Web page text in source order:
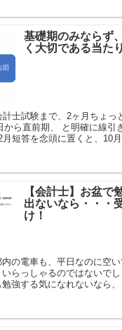
基礎期のみならず
く大切である当た
士試験まで、2ヶ月ちょっ
ら直前期、 と明確に線引
短答を念頭に置くと、10
【会計士】お盆で
出ないなら・・・
け！
の電車も、平日なのに空
らっしゃるのではないで
強する気になれないなら